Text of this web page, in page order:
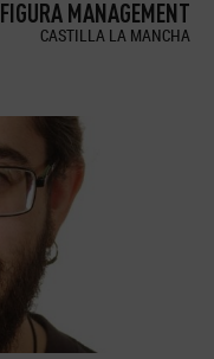
FIGURA MANAGEMENT
CASTILLA LA MANCHA